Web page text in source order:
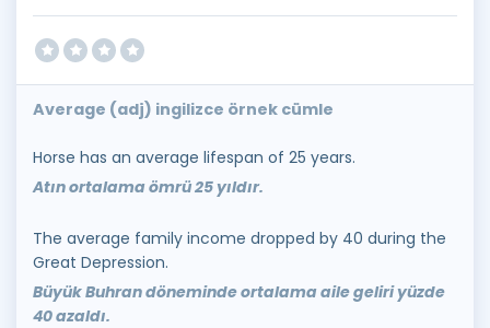
Average (adj) ingilizce örnek cümle
Horse has an average lifespan of 25 years.
Atın ortalama ömrü 25 yıldır.
The average family income dropped by 40 during the
Great Depression.
Büyük Buhran döneminde ortalama aile geliri yüzde
40 azaldı.